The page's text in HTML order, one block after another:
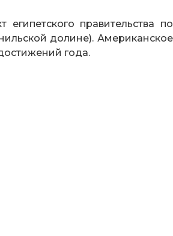
правительства по
долине). Американское
года.